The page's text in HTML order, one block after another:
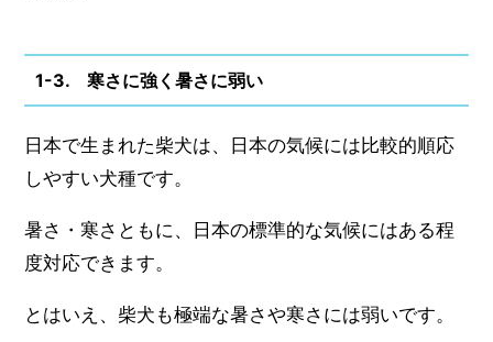
1-3. 寒さに強く暑さに弱い
日本で生まれた柴犬は、日本の気候には比較的順応
しやすい犬種です。
暑さ・寒さともに、日本の標準的な気候にはある程
度対応できます。
とはいえ、柴犬も極端な暑さや寒さには弱いです。